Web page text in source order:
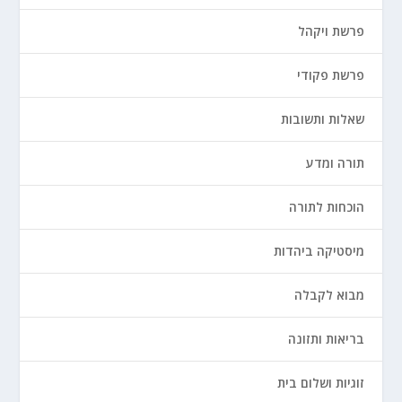
פרשת ויקהל
פרשת פקודי
שאלות ותשובות
תורה ומדע
הוכחות לתורה
מיסטיקה ביהדות
מבוא לקבלה
בריאות ותזונה
זוגיות ושלום בית